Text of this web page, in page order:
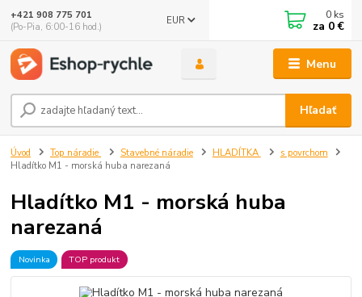
Menu
EUR
Hľadať
+421 908 775 701
(Po-Pia, 6:00-16 hod.)
0 ks
za 0 €
Úvod Top náradie Stavebné náradie HLADÍTKA
s povrchom
Hladítko M1 - morská huba narezaná
Hladítko M1 - morská huba
narezaná
Novinka TOP produkt